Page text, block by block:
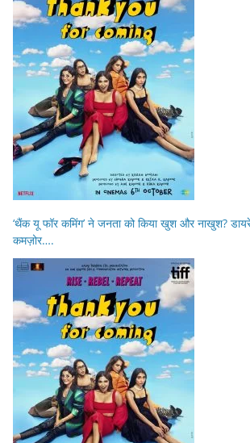
‘थैंक यू फॉर कमिंग’ ने जनता को किया खुश और नाखुश?
कमज़ोर….